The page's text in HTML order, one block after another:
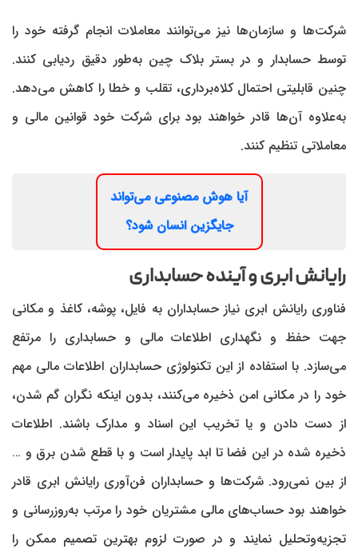
شرکت‌ها و سازمان‌ها نیز می‌توانند معاملات انجام گرفته خود را
توسط حسابدار و در بستر بلاک چین به‌طور دقیق ردیابی کنند.
چنین قابلیتی احتمال کلاه‌برداری، تقلب و خطا را کاهش می‌دهد.
به‌علاوه آن‌ها قادر خواهند بود برای شرکت خود قوانین مالی و
معاملاتی تنظیم کنند.
آیا هوش مصنوعی می‌تواند
جایگزین انسان شود؟
رایانش ابری و آینده حسابداری
فناوری رایانش ابری نیاز حسابداران به فایل، پوشه، کاغذ و مکانی
جهت حفظ و نگهداری اطلاعات مالی و حسابداری را مرتفع
می‌سازد. با استفاده از این تکنولوژی حسابداران اطلاعات مالی مهم
خود را در مکانی امن ذخیره می‌کنند، بدون اینکه نگران گم شدن،
از دست دادن و یا تخریب این اسناد و مدارک باشند. اطلاعات
ذخیره شده در این فضا تا ابد پایدار است و با قطع شدن برق و …
از بین نمی‌رود. شرکت‌ها و حسابداران فن‌آوری رایانش ابری قادر
خواهند بود حساب‌های مالی مشتریان خود را مرتب به‌روزرسانی و
تجزیه‌وتحلیل نمایند و در صورت لزوم بهترین تصمیم ممکن را